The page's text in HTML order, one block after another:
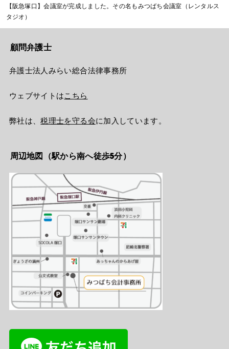
【阪急塚口】会議室が完成しました。その名もみつばち会議室（レンタルス
タジオ）
顧問弁護士
弁護士法人みらい総合法律事務所
ウェブサイトはこちら
弊社は、税理士を守る会に加入しています。
周辺地図（駅から南へ徒歩5分）